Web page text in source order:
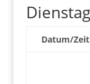
Datum/Zeit